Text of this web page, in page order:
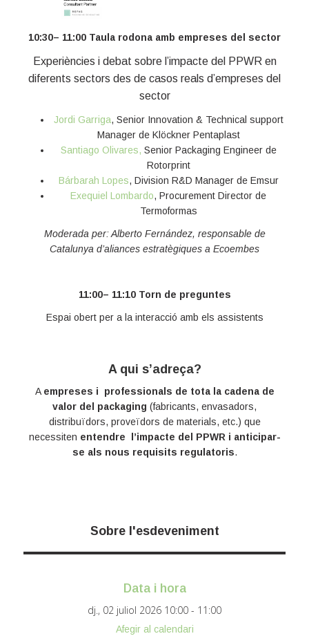
10:30– 11:00 Taula rodona amb empreses del sector
Experiències i debat sobre l’impacte del PPWR en
diferents sectors des de casos reals d’empreses del
sector
Jordi Garriga, Senior Innovation & Technical support
Manager de Klöckner Pentaplast
Santiago Olivares, Senior Packaging Engineer de
Rotorprint
Bárbarah Lopes, Division R&D Manager de Emsur
Exequiel Lombardo, Procurement Director de
Termoformas
Moderada per: Alberto Fernández, responsable de
Catalunya d’aliances estratègiques a Ecoembes
11:00– 11:10 Torn de preguntes
Espai obert per a la interacció amb els assistents
A qui s’adreça?
Aempreses i professionals de tota la cadena de
valor del packaging (fabricants, envasadors,
distribuïdors, proveïdors de materials, etc.) que
necessiten entendre l’impacte del PPWR i anticipar-
se als nous requisits regulatoris.
Sobre l'esdeveniment
Data i hora
dj., 02 juliol 2026 10:00 - 11:00
Afegir al calendari